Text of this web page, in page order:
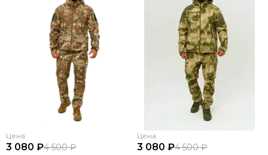
Цена
3 080 ₽4 500 ₽
Цена
3 080 ₽4 500 ₽